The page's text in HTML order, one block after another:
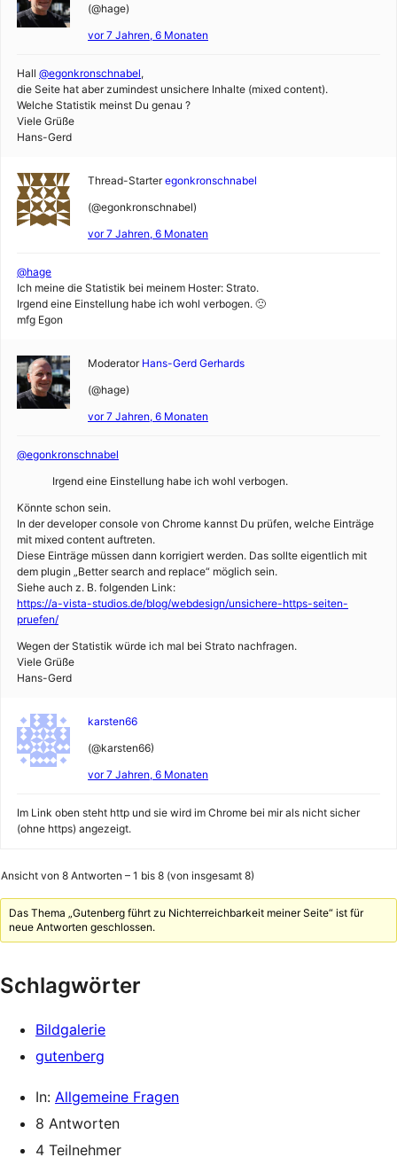
(@hage)
vor 7 Jahren, 6 Monaten
Hall @egonkronschnabel,
die Seite hat aber zumindest unsichere Inhalte (mixed content).
Welche Statistik meinst Du genau ?
Viele Grüße
Hans-Gerd
Thread-Starter egonkronschnabel
(@egonkronschnabel)
vor 7 Jahren, 6 Monaten
@hage
Ich meine die Statistik bei meinem Hoster: Strato.
Irgend eine Einstellung habe ich wohl verbogen. 🙁
mfg Egon
Moderator Hans-Gerd Gerhards
(@hage)
vor 7 Jahren, 6 Monaten
@egonkronschnabel
Irgend eine Einstellung habe ich wohl verbogen.
Könnte schon sein.
In der developer console von Chrome kannst Du prüfen, welche Einträge
mit mixed content auftreten.
Diese Einträge müssen dann korrigiert werden. Das sollte eigentlich mit
dem plugin „Better search and replace“ möglich sein.
Siehe auch z. B. folgenden Link:
https://a-vista-studios.de/blog/webdesign/unsichere-https-seiten-
pruefen/
Wegen der Statistik würde ich mal bei Strato nachfragen.
Viele Grüße
Hans-Gerd
karsten66
(@karsten66)
vor 7 Jahren, 6 Monaten
Im Link oben steht http und sie wird im Chrome bei mir als nicht sicher
(ohne https) angezeigt.
Ansicht von 8 Antworten – 1 bis 8 (von insgesamt 8)
Das Thema „Gutenberg führt zu Nichterreichbarkeit meiner Seite“ ist für
neue Antworten geschlossen.
Schlagwörter
Bildgalerie
gutenberg
In: Allgemeine Fragen
8 Antworten
4 Teilnehmer